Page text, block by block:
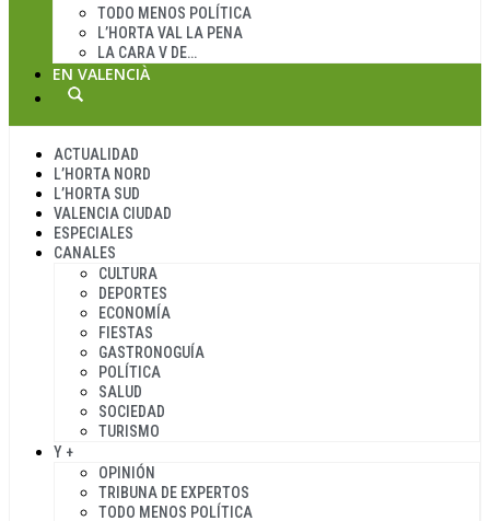
TODO MENOS POLÍTICA
L’HORTA VAL LA PENA
LA CARA V DE…
EN VALENCIÀ
ACTUALIDAD
L’HORTA NORD
L’HORTA SUD
VALENCIA CIUDAD
ESPECIALES
CANALES
CULTURA
DEPORTES
ECONOMÍA
FIESTAS
GASTRONOGUÍA
POLÍTICA
SALUD
SOCIEDAD
TURISMO
Y +
OPINIÓN
TRIBUNA DE EXPERTOS
TODO MENOS POLÍTICA